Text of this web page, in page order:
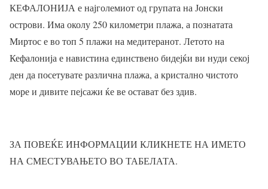
КЕФАЛОНИЈА е најголемиот од групата на Јонски
острови. Има околу 250 километри плажа, а познатата
Миртос е во топ 5 плажи на медитеранот. Летото на
Кефалонија е навистина единствено бидејќи ви нуди секој
ден да посетувате различна плажа, а кристално чистото
море и дивите пејсажи ќе ве остават без здив.
ЗА ПОВЕЌЕ ИНФОРМАЦИИ КЛИКНЕТЕ НА ИМЕТО
НА СМЕСТУВАЊЕТО ВО ТАБЕЛАТА.